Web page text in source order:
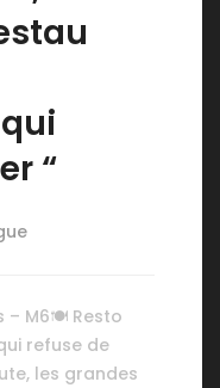
“
– M6🍽️ Resto
refuse de
les grandes